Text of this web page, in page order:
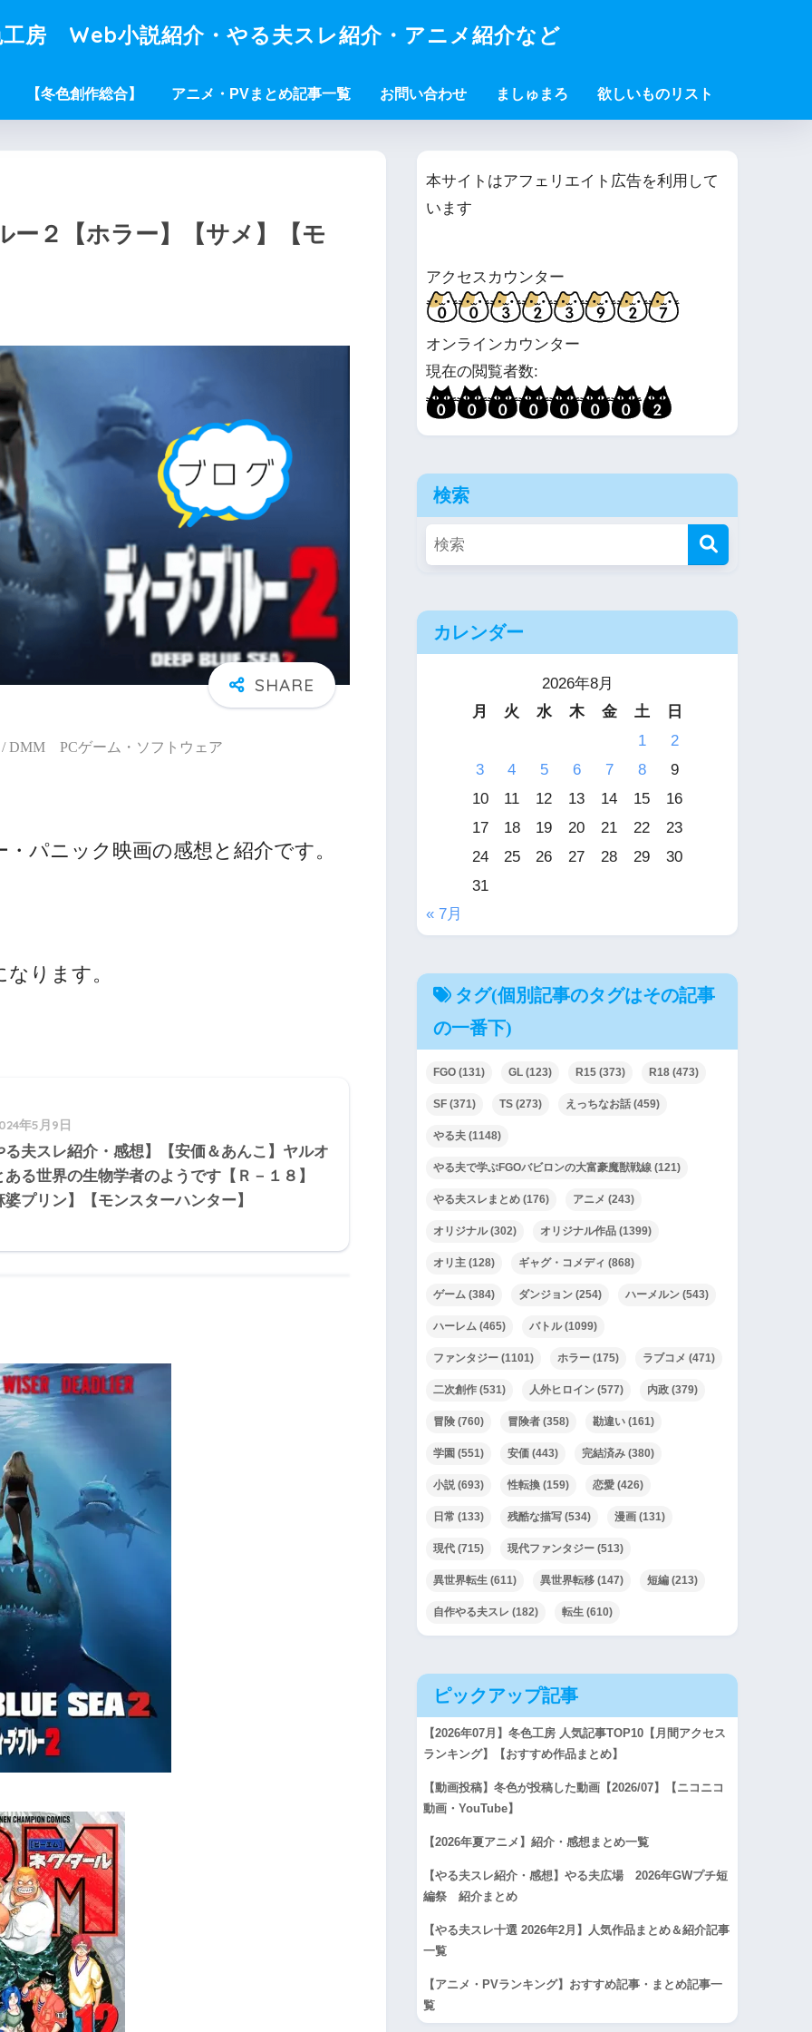
房 Web小説紹介・やる夫スレ紹介・アニメ紹介など
【冬色創作総合】 アニメ・PVまとめ記事一覧 お問い合わせ ましゅまろ 欲しいものリスト
ー２【ホラー】【サメ】【モ
DMM PCゲーム・ソフトウェア
パニック映画の感想と紹介です。
ります。
年5月9日
る夫スレ紹介・感想】【安価＆あんこ】ヤルオ
ある世界の生物学者のようです【Ｒ－１８】
婆プリン】【モンスターハンター】
本サイトはアフェリエイト広告を利用して
います
アクセスカウンター
オンラインカウンター
現在の閲覧者数:
検索
カレンダー
2026年8月
月
火 水 木 金 土
日
1
2
3
4 5 6 7 8
9
10
11 12 13 14 15
16
17
18 19 20 21 22
23
24
25 26 27 28 29
30
31
« 7月
タグ(個別記事のタグはその記事
の一番下)
FGO (131) GL (123) R15 (373) R18 (473)
SF (371) TS (273) えっちなお話 (459)
やる夫 (1148)
やる夫で学ぶFGOバビロンの大富豪魔獣戦線 (121)
やる夫スレまとめ (176) アニメ (243)
オリジナル(302) オリジナル作品 (1399)
オリ主 (128) ギャグ・コメディ (868)
ゲーム (384) ダンジョン (254) ハーメルン (543)
ハーレム (465) バトル(1099)
ファンタジー (1101) ホラー (175) ラブコメ (471)
二次創作 (531) 人外ヒロイン (577) 内政 (379)
冒険 (760) 冒険者 (358) 勘違い (161)
学園 (551) 安価 (443) 完結済み (380)
小説(693) 性転換 (159) 恋愛 (426)
日常 (133) 残酷な描写 (534) 漫画 (131)
現代 (715) 現代ファンタジー (513)
異世界転生 (611) 異世界転移 (147) 短編 (213)
自作やる夫スレ (182) 転生 (610)
ピックアップ記事
【2026年07月】冬色工房 人気記事TOP10【月間アクセス
ランキング】【おすすめ作品まとめ】
【動画投稿】冬色が投稿した動画【2026/07】【ニコニコ
動画・YouTube】
【2026年夏アニメ】紹介・感想まとめ一覧
【やる夫スレ紹介・感想】やる夫広場 2026年GWプチ短
編祭 紹介まとめ
【やる夫スレ十選 2026年2月】人気作品まとめ＆紹介記事
一覧
【アニメ・PVランキング】おすすめ記事・まとめ記事一
覧